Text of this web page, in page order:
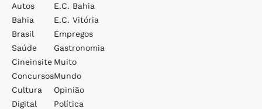
Autos
Bahia
Brasil
Saúde
Cineinsite
Concursos
Cultura
Digital
E.c. Bahia
E.c. Vitória
Empregos
Gastronomia
Muito
Mundo
Opinião
Política